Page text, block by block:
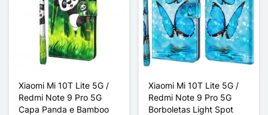
Xiaomi Mi 10T Lite 5G /
Redmi Note 9 Pro 5G
Capa Panda e Bamboo
Xiaomi Mi 10T Lite 5G /
Redmi Note 9 Pro 5G
Borboletas Light Spot